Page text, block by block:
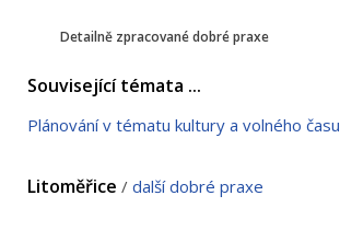
Detailně zpracované dobré praxe
Související témata ...
Plánování v tématu kultury a volného času
Litoměřice / další dobré praxe